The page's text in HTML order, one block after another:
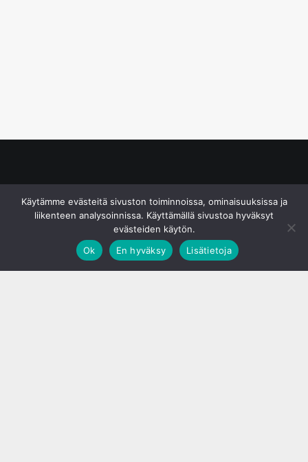
Käytämme evästeitä sivuston toiminnoissa, ominaisuuksissa ja
liikenteen analysoinnissa. Käyttämällä sivustoa hyväksyt
evästeiden käytön.
Ok
En hyväksy Lisätietoja